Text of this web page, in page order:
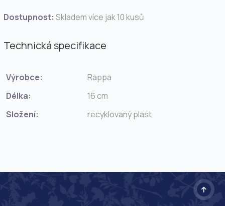
Dostupnost: Skladem více jak 10 kusů
Technická specifikace
Výrobce:
Rappa
Délka:
16 cm
Složení:
recyklovaný plast